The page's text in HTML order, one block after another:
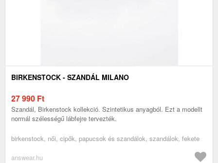
BIRKENSTOCK - SZANDÁL MILANO
27 990 Ft
Szandál, Birkenstock kollekció. Szintetikus anyagból. Ezt a modellt
normál szélességű lábfejre tervezték.
birkenstock, női, cipők, papucsok és szandálok, szandálok, fekete
answear.hu